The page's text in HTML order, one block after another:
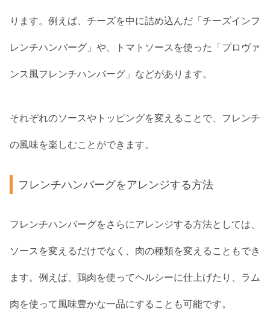
ります。例えば、チーズを中に詰め込んだ「チーズインフ
レンチハンバーグ」や、トマトソースを使った「プロヴァ
ンス風フレンチハンバーグ」などがあります。
それぞれのソースやトッピングを変えることで、フレンチ
の風味を楽しむことができます。
フレンチハンバーグをアレンジする方法
フレンチハンバーグをさらにアレンジする方法としては、
ソースを変えるだけでなく、肉の種類を変えることもでき
ます。例えば、鶏肉を使ってヘルシーに仕上げたり、ラム
肉を使って風味豊かな一品にすることも可能です。